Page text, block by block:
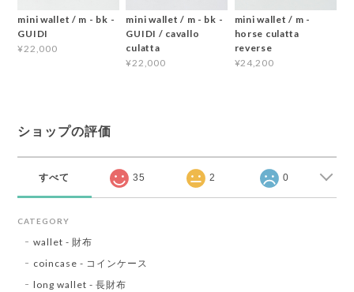
mini wallet / m - bk -
GUIDI
¥22,000
mini wallet / m - bk -
GUIDI / cavallo
culatta
¥22,000
mini wallet / m -
horse culatta
reverse
¥24,200
ショップの評価
すべて 35 2 0
CATEGORY
wallet - 財布
coincase - コインケース
long wallet - 長財布